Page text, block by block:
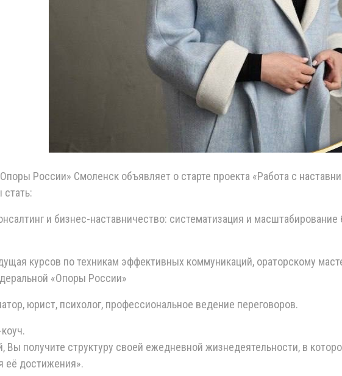
России» Смоленск объявляет о старте проекта «Работа с
и бизнес-наставничество: систематизация и масштабирование
курсов по техникам эффективных коммуникаций, ораторскому
«Опоры России»
юрист, психолог, профессиональное ведение переговоров.
Вы получите структуру своей ежедневной жизнедеятельности, в
её достижения».